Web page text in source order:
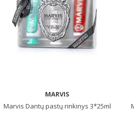
MARVIS
Marvis Dantų pastų rinkinys 3*25ml